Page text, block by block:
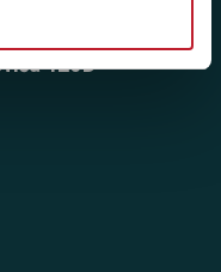
120D